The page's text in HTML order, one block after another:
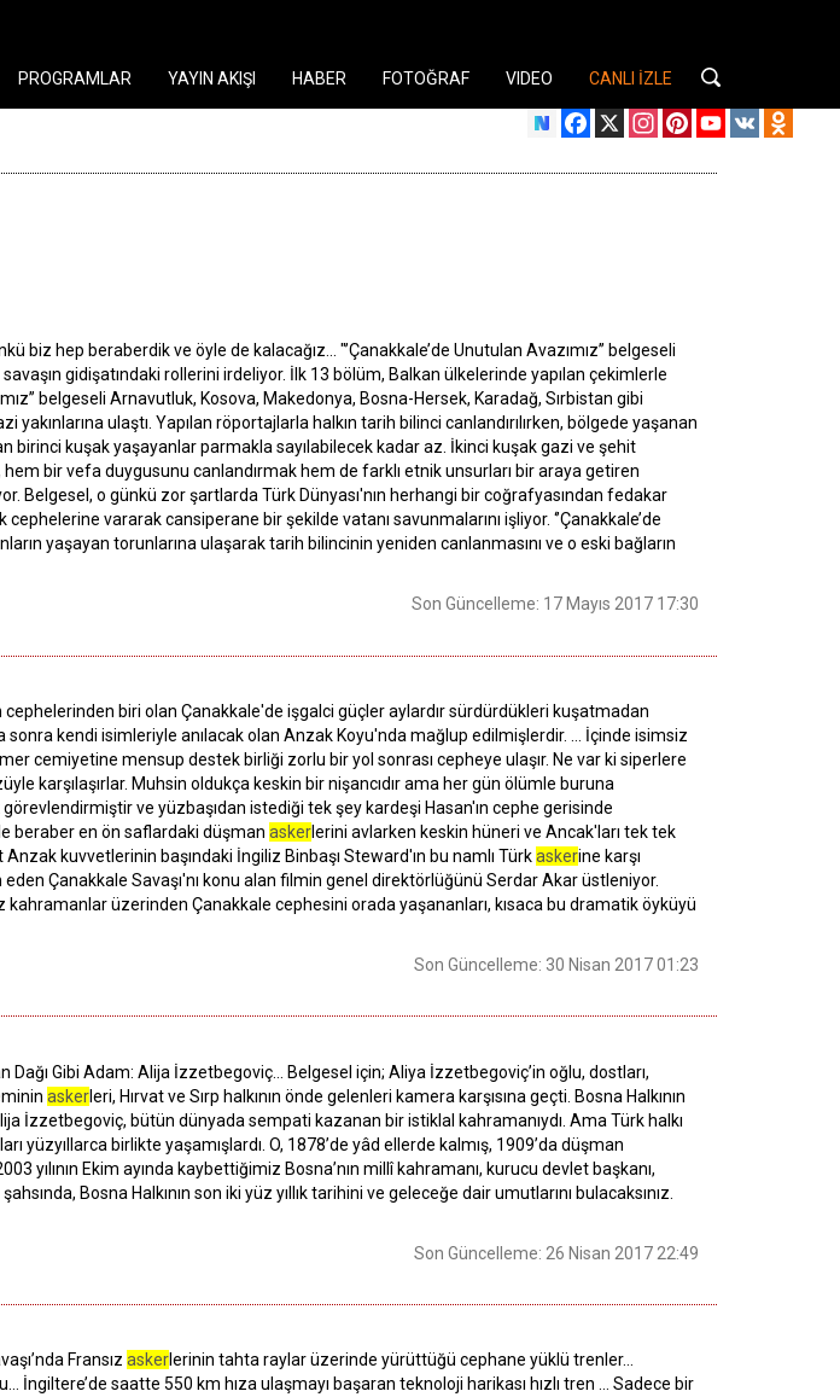
Facebook
X Instagram
PinterestYouTube
VK
PROGRAMLAR YAYIN AKIŞI HABER FOTOĞRAF VIDEO CANLI İZLE
biz hep beraberdik ve öyle de kalacağız... "’Çanakkale’de Unutulan Avazımız’’ belgeseli
gidişatındaki rollerini irdeliyor. İlk 13 bölüm, Balkan ülkelerinde yapılan çekimlerle
belgeseli Arnavutluk, Kosova, Makedonya, Bosna-Hersek, Karadağ, Sırbistan gibi
ulaştı. Yapılan röportajlarla halkın tarih bilinci canlandırılırken, bölgede yaşanan
birinci kuşak yaşayanlar parmakla sayılabilecek kadar az. İkinci kuşak gazi ve şehit
hem bir vefa duygusunu canlandırmak hem de farklı etnik unsurları bir araya getiren
Belgesel, o günkü zor şartlarda Türk Dünyası'nın herhangi bir coğrafyasından fedakar
cephelerine vararak cansiperane bir şekilde vatanı savunmalarını işliyor. ‘’Çanakkale’de
yaşayan torunlarına ulaşarak tarih bilincinin yeniden canlanmasını ve o eski bağların
Son Güncelleme: 17 Mayıs 2017 17:30
biri olan Çanakkale'de işgalci güçler aylardır sürdürdükleri kuşatmadan
kendi isimleriyle anılacak olan Anzak Koyu'nda mağlup edilmişlerdir. … İçinde isimsiz
cemiyetine mensup destek birliği zorlu bir yol sonrası cepheye ulaşır. Ne var ki siperlere
karşılaşırlar. Muhsin oldukça keskin bir nişancıdır ama her gün ölümle buruna
ve yüzbaşıdan istediği tek şey kardeşi Hasan'ın cephe gerisinde
beraber en ön saflardaki düşman askerlerini avlarken keskin hüneri ve Ancak'ları tek tek
kuvvetlerinin başındaki İngiliz Binbaşı Steward'ın bu namlı Türkaskerine karşı
Çanakkale Savaşı'nı konu alan filmin genel direktörlüğünü Serdar Akar üstleniyor.
üzerinden Çanakkale cephesini orada yaşananları, kısaca bu dramatik öyküyü
Son Güncelleme: 30 Nisan 2017 01:23
Gibi Adam: Alija İzzetbegoviç… Belgesel için; Aliya İzzetbegoviç’in oğlu, dostları,
askerleri, Hırvat ve Sırp halkının önde gelenleri kamera karşısına geçti. Bosna Halkının
İzzetbegoviç, bütün dünyada sempati kazanan bir istiklal kahramanıydı. Ama Türk halkı
yüzyıllarca birlikte yaşamışlardı. O, 1878’de yâd ellerde kalmış, 1909’da düşman
yılının Ekim ayında kaybettiğimiz Bosna’nın millî kahramanı, kurucu devlet başkanı,
Bosna Halkının son iki yüz yıllık tarihini ve geleceğe dair umutlarını bulacaksınız.
Son Güncelleme: 26 Nisan 2017 22:49
Fransız askerlerinin tahta raylar üzerinde yürüttüğü cephane yüklü trenler…
İngiltere’de saatte 550 km hıza ulaşmayı başaran teknoloji harikası hızlı tren … Sadece bir